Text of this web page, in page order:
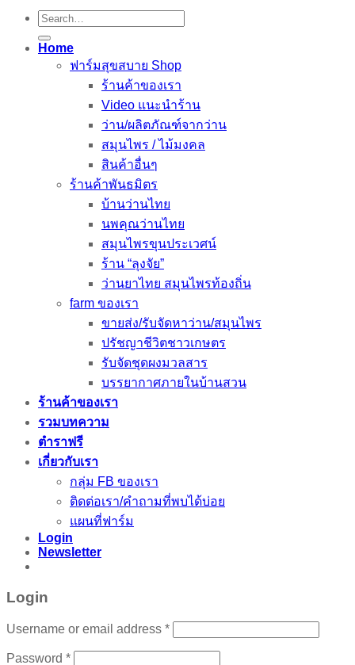
Search
for:
Home
ฟาร์มสุขสบาย Shop
ร้านค้าของเรา
Video แนะนำร้าน
ว่าน/ผลิตภัณฑ์จากว่าน
สมุนไพร / ไม้มงคล
สินค้าอื่นๆ
ร้านค้าพันธมิตร
บ้านว่านไทย
นพคุณว่านไทย
สมุนไพรขุนประเวศน์
ร้าน “ลุงจัย”
ว่านยาไทย สมุนไพรท้องถิ่น
farm ของเรา
ขายส่ง/รับจัดหาว่าน/สมุนไพร
ปรัชญาชีวิตชาวเกษตร
รับจัดชุดผงมวลสาร
บรรยากาศภายในบ้านสวน
ร้านค้าของเรา
รวมบทความ
ตำราฟรี
เกี่ยวกับเรา
กลุ่ม FB ของเรา
ติดต่อเรา/คำถามที่พบได้บ่อย
แผนที่ฟาร์ม
Login
Newsletter
Login
Username or email address *
Password *